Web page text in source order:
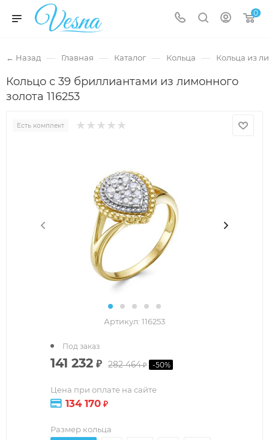
0
← Назад — Главная — Каталог — Кольца — Кольца из
Кольцо с 39 бриллиантами из лимонного
золота 116253
Есть комплект
Артикул: 116253
141 232 ₽ 282 464₽ -50%
Цена при оплате на сайте
134 170 ₽
Под заказ
Размер кольца